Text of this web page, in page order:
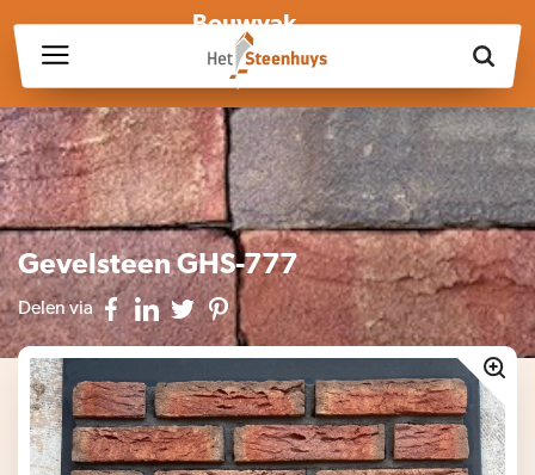
Bouwvak
Wij zijn wegens de bouwvak gesloten op vrijdag 17 juli en in
week 30, 31 en 32.
Gevelsteen GHS-777
Delen via